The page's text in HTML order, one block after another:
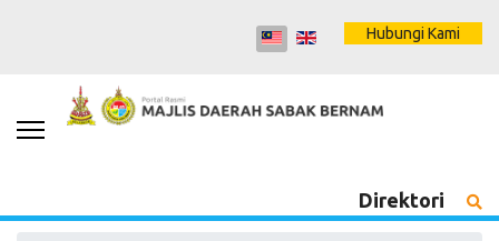
Hubungi Kami
Direktori